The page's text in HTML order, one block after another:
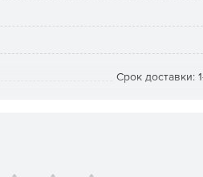
экспортироваться в любые 3D-
Срок доставки: